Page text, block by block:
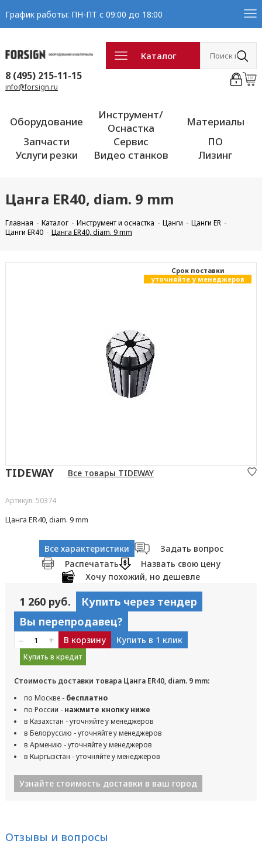
График работы: ПН-ПТ с 09:00 до 18:00
Каталог
8 (495) 215-11-15
info@forsign.ru
Оборудование
Инструмент/
Оснастка
Материалы
Запчасти
Сервис
ПО
Услуги резки
Видео станков Лизинг
Цанга ER40, diam. 9 mm
Главная Каталог Инструмент и оснастка Цанги
Цанги ER
Цанги ER40
Цанга ER40, diam. 9 mm
Cрок поставки
уточняйте у менеджеров
TIDEWAY Все товары TIDEWAY
Артикул: 50374
Цанга ER40, diam. 9 mm
Все характеристики
Задать вопрос
Распечатать
Назвать свою цену
Хочу похожий, но дешевле
1 260 руб.
Купить через тендер
Вы перепродавец?
– + В корзину Купить в 1 клик
Купить в кредит
Стоимость доставки товара Цанга ER40, diam. 9 mm:
по Москве - бесплатно
по России - нажмите кнопку ниже
в Казахстан - уточняйте у менеджеров
в Белоруссию - уточняйте у менеджеров
в Армению - уточняйте у менеджеров
в Кыргызстан - уточняйте у менеджеров
Узнайте стоимость доставки в ваш город
Отзывы и вопросы